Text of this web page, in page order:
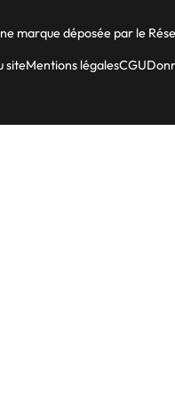
marque déposée par le
siteMentions légalesCGU